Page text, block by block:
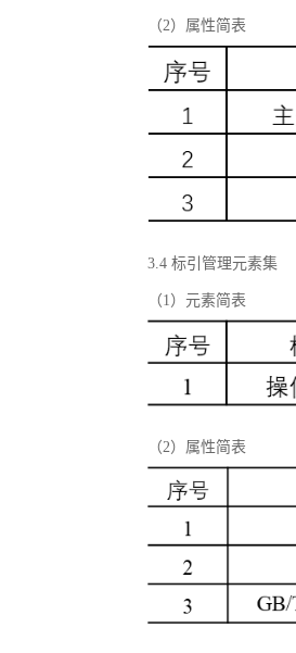
（2）属性简表
3.4 标引管理元素集
（1）元素简表
（2）属性简表